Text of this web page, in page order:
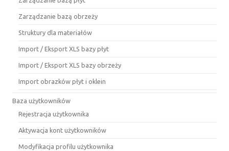
Zarządzanie bazą obrzeży
Struktury dla materiałów
Import / Eksport XLS bazy płyt
Import / Eksport XLS bazy obrzeży
Import obrazków płyt i oklein
Baza użytkowników
Rejestracja użytkownika
Aktywacja kont użytkowników
Modyfikacja profilu użytkownika